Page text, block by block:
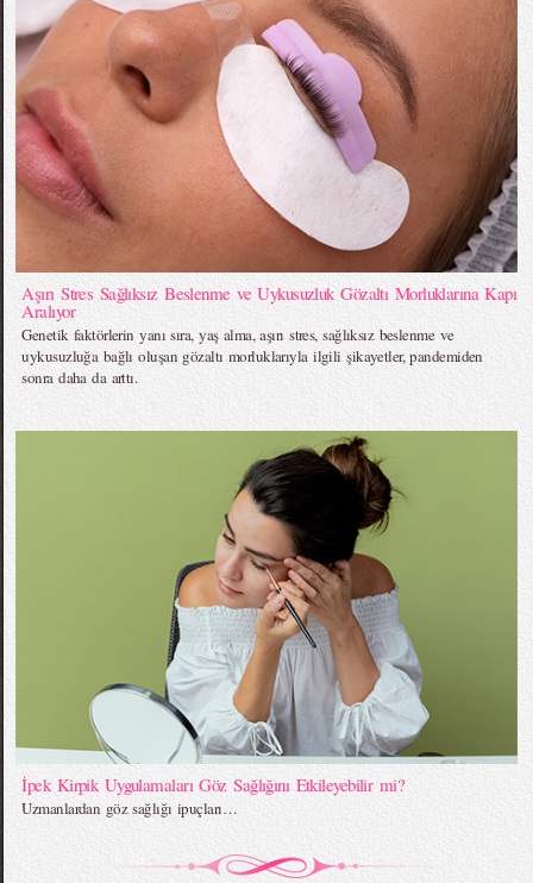
Aşırı Stres Sağlıksız Beslenme ve Uykusuzluk Gözaltı Morluklarına Kapı
Aralıyor
Genetik faktörlerin yanı sıra, yaş alma, aşırı stres, sağlıksız beslenme ve
uykusuzluğa bağlı oluşan gözaltı morluklarıyla ilgili şikayetler, pandemiden
sonra daha da arttı.
İpek Kirpik Uygulamaları Göz Sağlığını Etkileyebilir mi?
Uzmanlardan göz sağlığı ipuçları…